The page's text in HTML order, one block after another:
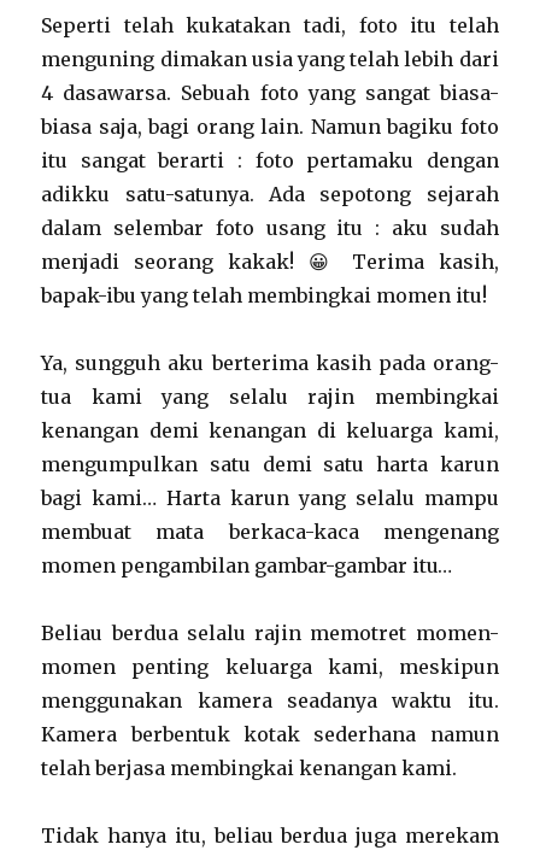
Seperti telah kukatakan tadi, foto itu telah
menguning dimakan usia yang telah lebih dari
4 dasawarsa. Sebuah foto yang sangat biasa-
biasa saja, bagi orang lain. Namun bagiku foto
itu sangat berarti : foto pertamaku dengan
adikku satu-satunya. Ada sepotong sejarah
dalam selembar foto usang itu : aku sudah
menjadi seorang kakak! 😀 Terima kasih,
bapak-ibu yang telah membingkai momen itu!
Ya, sungguh aku berterima kasih pada orang-
tua kami yang selalu rajin membingkai
kenangan demi kenangan di keluarga kami,
mengumpulkan satu demi satu harta karun
bagi kami… Harta karun yang selalu mampu
membuat mata berkaca-kaca mengenang
momen pengambilan gambar-gambar itu…
Beliau berdua selalu rajin memotret momen-
momen penting keluarga kami, meskipun
menggunakan kamera seadanya waktu itu.
Kamera berbentuk kotak sederhana namun
telah berjasa membingkai kenangan kami.
Tidak hanya itu, beliau berdua juga merekam